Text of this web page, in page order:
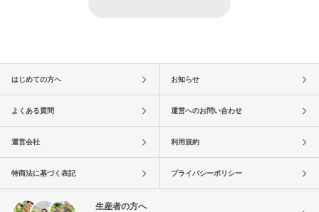
はじめての方へ お知らせ
よくある質問 運営へのお問い合わせ
運営会社 利用規約
特商法に基づく表記 プライバシーポリシー
生産者の方へ